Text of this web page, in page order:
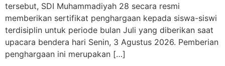
tersebut, SDI Muhammadiyah 28 secara resmi
memberikan sertifikat penghargaan kepada siswa-siswi
terdisiplin untuk periode bulan Juli yang diberikan saat
upacara bendera hari Senin, 3 Agustus 2026. Pemberian
penghargaan ini merupakan […]